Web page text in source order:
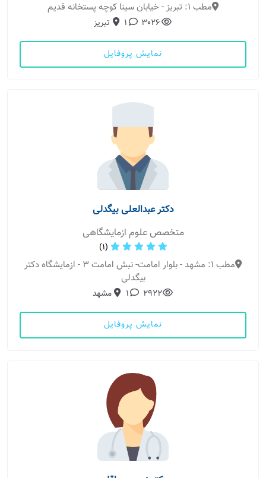
مطب 1: تبریز - خیابان سینا کوچه پستخانه قدیم
3026
1 تبریز
نمایش پروفایل
دکتر عبدالعلی بیگدلی
متخصص علوم ازمایشگاهی
(1)
مطب 1: مشهد - بلوار امامت- نبش امامت 3 - ازمایشگاه دکتر
بیگدلی
2922
1 مشهد
نمایش پروفایل